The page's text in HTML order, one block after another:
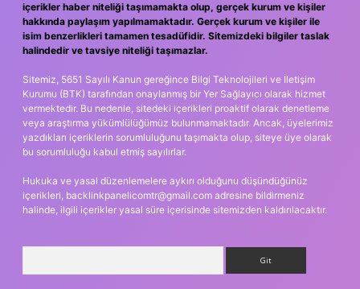
içerikler haber niteliği taşımamakta olup, gerçek kurum ve kişiler
hakkında paylaşım yapılmamaktadır. Gerçek kurum ve kişiler ile
isim benzerlikleri tamamen tesadüfidir. Sitemizdeki bilgiler taslak
halindedir ve tavsiye niteliği taşımazlar.
Sitemiz, 5651 Sayılı Kanun gereğince Bilgi Teknolojileri ve İletişim
Kurumu (BTK) tarafından onaylanmış bir Yer Sağlayıcı olarak hizmet
vermektedir. Bu nedenle, sitedeki içerikleri proaktif olarak denetleme
veya araştırma yükümlülüğümüz bulunmamaktadır. Ancak, üyelerimiz
yazdıkları içeriklerin sorumluluğunu taşımakta olup, siteye üye olarak
bu sorumluluğu kabul etmiş sayılırlar.
Hukuka ve yasal düzenlemelere aykırı olduğunu düşündüğünüz
içerikleri, backlinkpanelicomtr@gmail.com adresine bildirmeniz
halinde, ilgili içerikler yasal süre içerisinde sitemizden kaldırılacaktır.